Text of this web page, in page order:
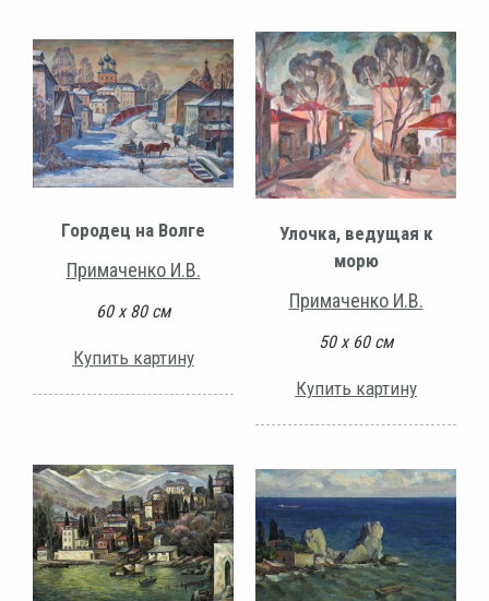
Городец на Волге
Примаченко И.В.
60 х 80 см
Купить картину
Улочка, ведущая к
морю
Примаченко И.В.
50 х 60 см
Купить картину